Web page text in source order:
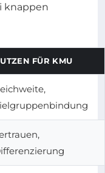
knappen
FÜR KMU